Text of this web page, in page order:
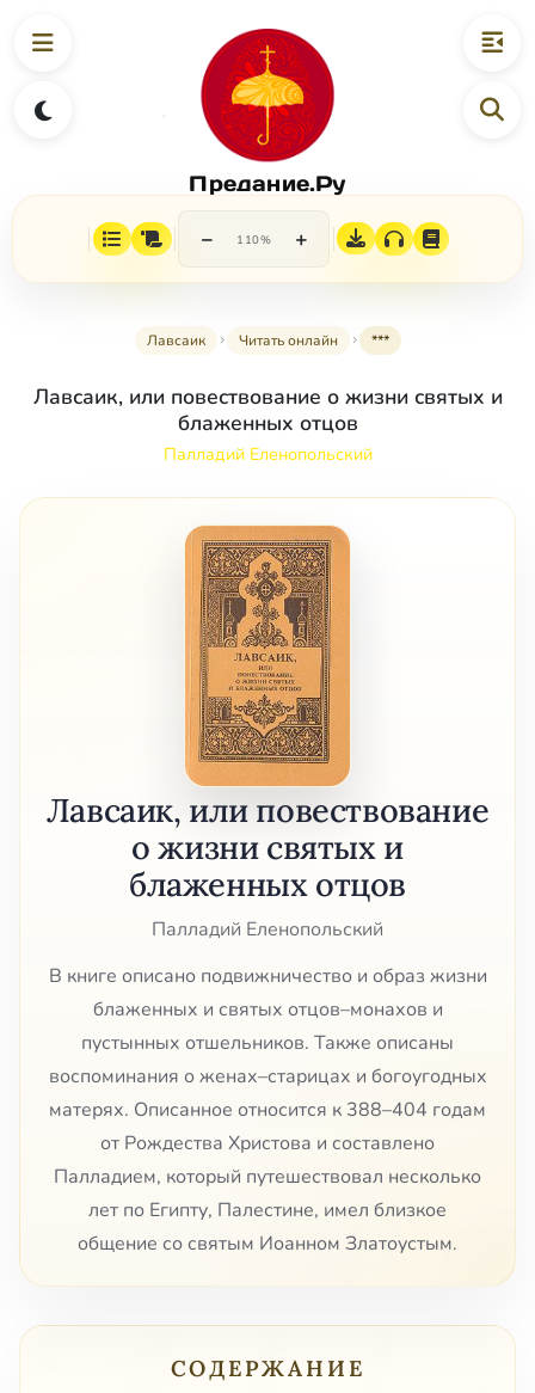
Предание.Ру
− 110% +
Лавсаик Читать онлайн ***
Лавсаик, или повествование о жизни святых и
блаженных отцов
Палладий Еленопольский
Лавсаик, или повествование
о жизни святых и
блаженных отцов
Палладий Еленопольский
В книге описано подвижничество и образ жизни
блаженных и святых отцов–монахов и
пустынных отшельников. Также описаны
воспоминания о женах–старицах и богоугодных
матерях. Описанное относится к 388–404 годам
от Рождества Христова и составлено
Палладием, который путешествовал несколько
лет по Египту, Палестине, имел близкое
общение со святым Иоанном Златоустым.
СОДЕРЖАНИЕ